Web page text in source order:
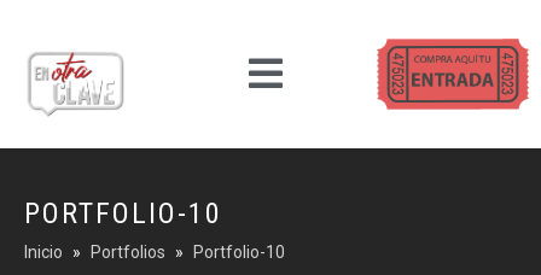
PORTFOLIO-10
Inicio Portfolios Portfolio-10